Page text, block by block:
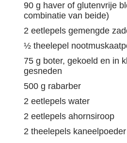
90 g haver of glutenvrije
combinatie van beide)
2 eetlepels gemengde
½ theelepel
75 g boter, gekoeld en in
gesneden
500 g rabarber
2 eetlepels water
2 eetlepels ahornsiroop
2 theelepels kaneelpoeder